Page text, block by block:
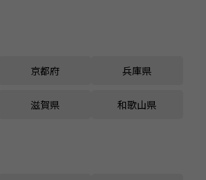
京都府 兵庫県
滋賀県 和歌山県